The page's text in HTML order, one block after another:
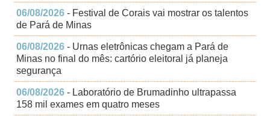
06/08/2026 - Festival de Corais vai mostrar os talentos
de Pará de Minas
06/08/2026 - Urnas eletrônicas chegam a Pará de
Minas no final do mês: cartório eleitoral já planeja
segurança
06/08/2026 - Laboratório de Brumadinho ultrapassa
158 mil exames em quatro meses